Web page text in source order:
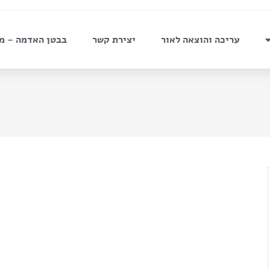
עריכה והוצאה לאור יצירת קשר בבטן האדמה –